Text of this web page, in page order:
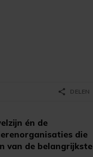
én de
die
van de belangrijkste
share DELEN